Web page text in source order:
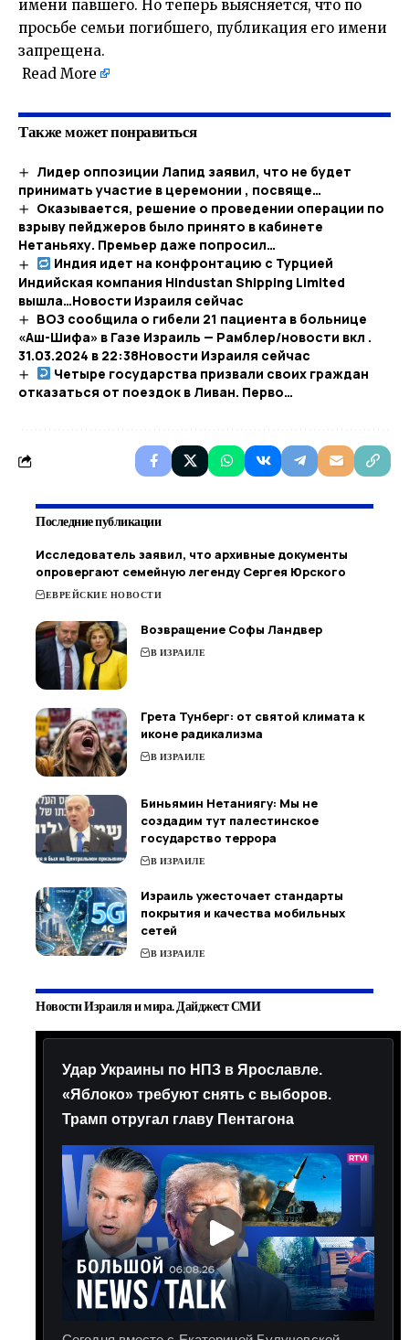
имени павшего. Но теперь выясняется, что по
просьбе семьи погибшего, публикация его имени
запрещена.
Read More
Также может понравиться
Лидер оппозиции Лапид заявил, что не будет
принимать участие в церемонии , посвяще…
Оказывается, решение о проведении операции по
взрыву пейджеров было принято в кабинете
Нетаньяху. Премьер даже попросил…
​​Индия идет на конфронтацию с Турцией
Индийская компания Hindustan Shipping Limited
вышла…​Новости Израиля сейчас
ВОЗ сообщила о гибели 21 пациента в больнице
«Аш-Шифа» в Газе Израиль — Рамблер/новости вкл .
31.03.2024 в 22:38​Новости Израиля сейчас
Четыре государства призвали своих граждан
отказаться от поездок в Ливан. Перво…
Последние публикации
Исследователь заявил, что архивные документы
опровергают семейную легенду Сергея Юрского
ЕВРЕЙСКИЕ НОВОСТИ
Возвращение Софы Ландвер
В ИЗРАИЛЕ
Грета Тунберг: от святой климата к
иконе радикализма
В ИЗРАИЛЕ
Биньямин Нетаниягу: Мы не
создадим тут палестинское
государство террора
В ИЗРАИЛЕ
Израиль ужесточает стандарты
покрытия и качества мобильных
сетей
В ИЗРАИЛЕ
Новости Израиля и мира. Дайджест СМИ